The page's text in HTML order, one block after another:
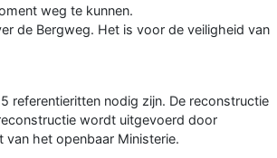
weg te kunnen.
de Bergweg. Het is voor de veiligheid van
referentieritten nodig zijn. De reconstructie
wordt uitgevoerd door
het openbaar Ministerie.